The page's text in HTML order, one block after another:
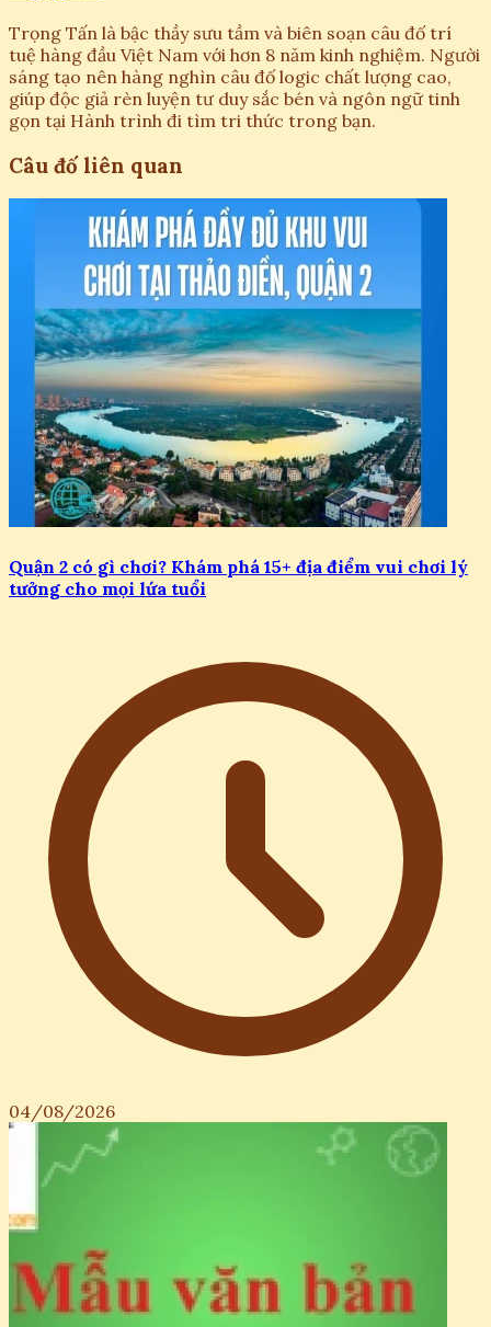
Trọng Tấn là bậc thầy sưu tầm và biên soạn câu đố trí
tuệ hàng đầu Việt Nam với hơn 8 năm kinh nghiệm. Người
sáng tạo nên hàng nghìn câu đố logic chất lượng cao,
giúp độc giả rèn luyện tư duy sắc bén và ngôn ngữ tinh
gọn tại Hành trình đi tìm tri thức trong bạn.
Câu đố liên quan
Quận 2 có gì chơi? Khám phá 15+ địa điểm vui chơi lý
tưởng cho mọi lứa tuổi
04/08/2026